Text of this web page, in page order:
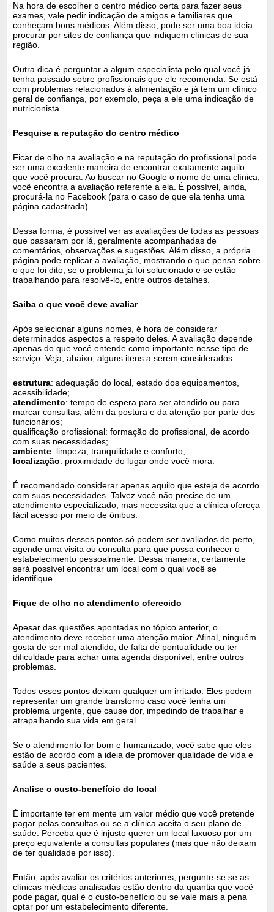
Na hora de escolher o centro médico certa para fazer seus
exames, vale pedir indicação de amigos e familiares que
conheçam bons médicos. Além disso, pode ser uma boa ideia
procurar por sites de confiança que indiquem clínicas de sua
região.
Outra dica é perguntar a algum especialista pelo qual você já
tenha passado sobre profissionais que ele recomenda. Se está
com problemas relacionados à alimentação e já tem um clínico
geral de confiança, por exemplo, peça a ele uma indicação de
nutricionista.
Pesquise a reputação do centro médico
Ficar de olho na avaliação e na reputação do profissional pode
ser uma excelente maneira de encontrar exatamente aquilo
que você procura. Ao buscar no Google o nome de uma clínica,
você encontra a avaliação referente a ela. É possível, ainda,
procurá-la no Facebook (para o caso de que ela tenha uma
página cadastrada).
Dessa forma, é possível ver as avaliações de todas as pessoas
que passaram por lá, geralmente acompanhadas de
comentários, observações e sugestões. Além disso, a própria
página pode replicar a avaliação, mostrando o que pensa sobre
o que foi dito, se o problema já foi solucionado e se estão
trabalhando para resolvê-lo, entre outros detalhes.
Saiba o que você deve avaliar
Após selecionar alguns nomes, é hora de considerar
determinados aspectos a respeito deles. A avaliação depende
apenas do que você entende como importante nesse tipo de
serviço. Veja, abaixo, alguns itens a serem considerados:
estrutura: adequação do local, estado dos equipamentos,
acessibilidade;
atendimento: tempo de espera para ser atendido ou para
marcar consultas, além da postura e da atenção por parte dos
funcionários;
qualificação profissional: formação do profissional, de acordo
com suas necessidades;
ambiente: limpeza, tranquilidade e conforto;
localização: proximidade do lugar onde você mora.
É recomendado considerar apenas aquilo que esteja de acordo
com suas necessidades. Talvez você não precise de um
atendimento especializado, mas necessita que a clínica ofereça
fácil acesso por meio de ônibus.
Como muitos desses pontos só podem ser avaliados de perto,
agende uma visita ou consulta para que possa conhecer o
estabelecimento pessoalmente. Dessa maneira, certamente
será possível encontrar um local com o qual você se
identifique.
Fique de olho no atendimento oferecido
Apesar das questões apontadas no tópico anterior, o
atendimento deve receber uma atenção maior. Afinal, ninguém
gosta de ser mal atendido, de falta de pontualidade ou ter
dificuldade para achar uma agenda disponível, entre outros
problemas.
Todos esses pontos deixam qualquer um irritado. Eles podem
representar um grande transtorno caso você tenha um
problema urgente, que cause dor, impedindo de trabalhar e
atrapalhando sua vida em geral.
Se o atendimento for bom e humanizado, você sabe que eles
estão de acordo com a ideia de promover qualidade de vida e
saúde a seus pacientes.
Analise o custo-benefício do local
É importante ter em mente um valor médio que você pretende
pagar pelas consultas ou se a clínica aceita o seu plano de
saúde. Perceba que é injusto querer um local luxuoso por um
preço equivalente a consultas populares (mas que não deixam
de ter qualidade por isso).
Então, após avaliar os critérios anteriores, pergunte-se se as
clínicas médicas analisadas estão dentro da quantia que você
pode pagar, qual é o custo-benefício ou se vale mais a pena
optar por um estabelecimento diferente.